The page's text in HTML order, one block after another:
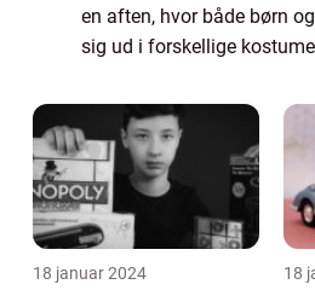
en aften, hvor både børn
sig ud i forskellige
åndelige verden. I denne
18 januar 2024 18